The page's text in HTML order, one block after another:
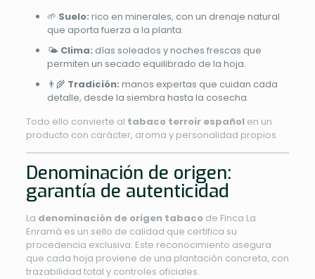
🌱 Suelo: rico en minerales, con un drenaje natural
que aporta fuerza a la planta.
🌤️ Clima: días soleados y noches frescas que
permiten un secado equilibrado de la hoja.
👨‍🌾 Tradición: manos expertas que cuidan cada
detalle, desde la siembra hasta la cosecha.
Todo ello convierte al tabaco terroir españolen un
producto con carácter, aroma y personalidad propios.
Denominación de origen:
garantía de autenticidad
La denominación de origen tabaco de Finca La
Enramá es un sello de calidad que certifica su
procedencia exclusiva. Este reconocimiento asegura
que cada hoja proviene de una plantación concreta, con
trazabilidad total y controles oficiales.